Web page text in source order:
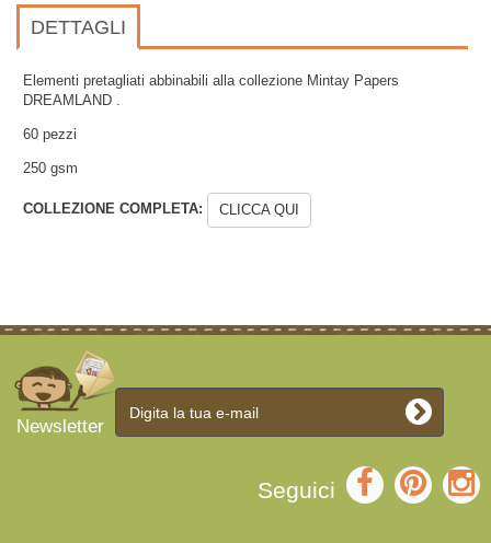
DETTAGLI
Elementi pretagliati abbinabili alla collezione Mintay Papers
DREAMLAND .
60 pezzi
250 gsm
COLLEZIONE COMPLETA: CLICCA QUI
Newsletter
Seguici